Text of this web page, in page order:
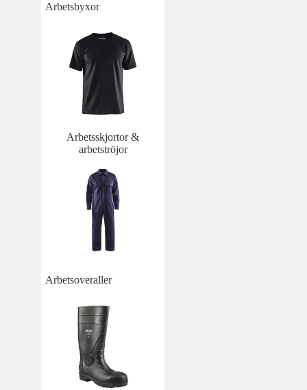
Arbetsbyxor
Arbetsskjortor &
arbetströjor
Arbetsoveraller